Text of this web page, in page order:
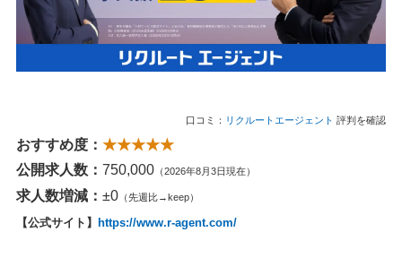
口コミ： リクルートエージェント 評判を確認
おすすめ度： ★★★★★
公開求人数： 750,000 （2026年8月3日現在）
求人数増減： ±0 （先週比→keep）
【公式サイト】 https://www.r-agent.com/